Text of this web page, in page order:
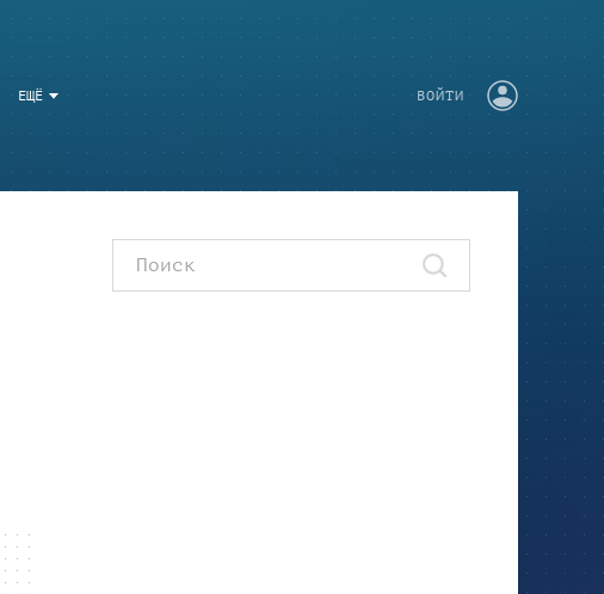
ЕЩЁ ВОЙТИ